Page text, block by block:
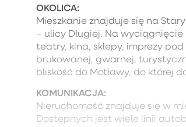
OKOLICA:
Mieszkanie znajduje się na
– ulicy Długiej. Na
teatry, kina, sklepy, imprezy
brukowanej, gwarnej,
bliskość do Motławy, do której
KOMUNIKACJA:
Nieruchomość znajduje się w
Dostępnych jest wiele linii